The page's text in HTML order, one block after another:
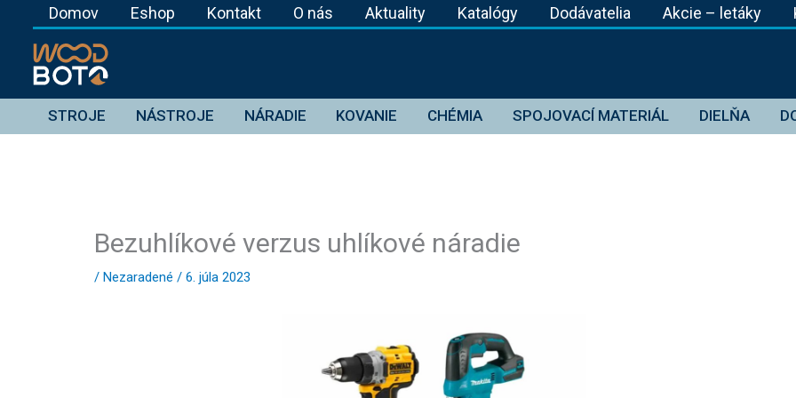
Preskočiť
obsah
Domov Eshop Kontakt O nás Aktuality Katalógy Dodávatelia Akcie – letáky
STROJE NÁSTROJE NÁRADIE KOVANIE CHÉMIA SPOJOVACÍ MATERIÁL DIELŇA
Bezuhlíkové verzus uhlíkové náradie
/ Nezaradené / 6. júla 2023